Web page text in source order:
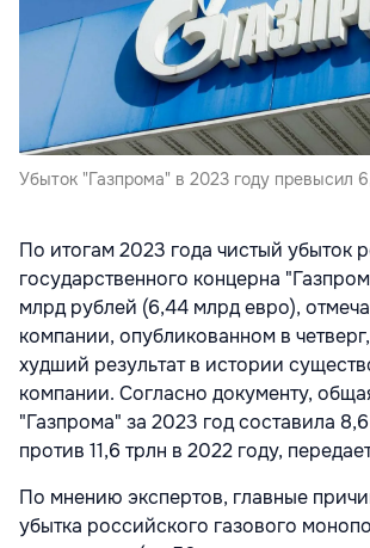
Убыток "Газпрома" в 2023 году превысил
По итогам 2023 года чистый убыток
государственного концерна
млрд рублей (6,44 млрд евро),
компании, опубликованном в
худший результат в истории
компании. Согласно документу,
"Газпрома" за 2023 год составила
против 11,6 трлн в 2022 году,
По мнению экспертов, главные
убытка российского газового